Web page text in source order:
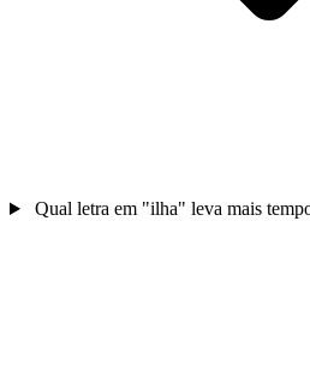
Qual letra em "ilha" leva mais